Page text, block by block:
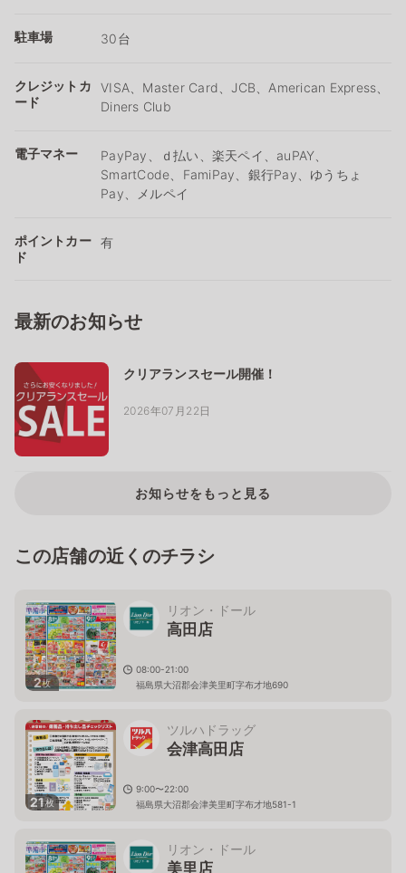
駐車場 30台
クレジットカ
ード
VISA、Master Card、JCB、American Express、
Diners Club
電子マネー
PayPay、ｄ払い、楽天ペイ、auPAY、
SmartCode、FamiPay、銀行Pay、ゆうちょ
Pay、メルペイ
ポイントカー
ド
有
最新のお知らせ
クリアランスセール開催！
2026年07月22日
お知らせをもっと見る
この店舗の近くのチラシ
2枚
リオン・ドール
高田店
08:00-21:00
福島県大沼郡会津美里町字布才地690
21枚
ツルハドラッグ
会津高田店
9:00〜22:00
福島県大沼郡会津美里町字布才地581-1
リオン・ドール
美里店